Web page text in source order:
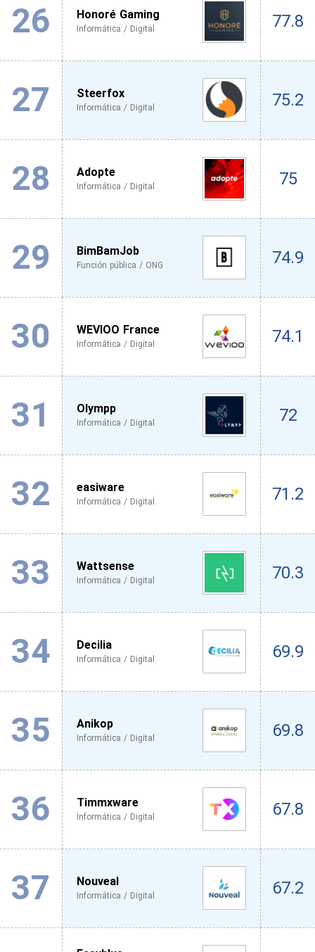
26 Honoré Gaming
Informática / Digital 77.8
27 Steerfox
Informática / Digital 75.2
28 Adopte
Informática / Digital 75
29 BimBamJob
Función pública / ONG 74.9
30 WEVIOO France
Informática / Digital 74.1
31 Olympp
Informática / Digital 72
32 easiware
Informática / Digital 71.2
33 Wattsense
Informática / Digital 70.3
34 Decilia
Informática / Digital 69.9
35 Anikop
Informática / Digital 69.8
36 Timmxware
Informática / Digital 67.8
37 Nouveal
Informática / Digital 67.2